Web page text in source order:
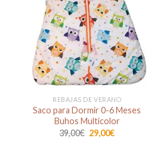
lista de
deseos
REBAJAS DE VERANO
Saco para Dormir 0-6 Meses
Buhos Multicolor
39,00€ El
29,00€El